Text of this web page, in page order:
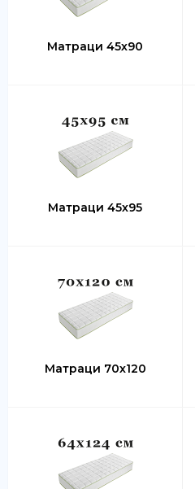
Матраци 45х90
Матраци 45х95
Матраци 70х120